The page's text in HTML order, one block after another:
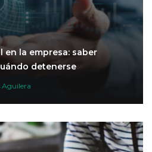
la empresa: saber
detenerse